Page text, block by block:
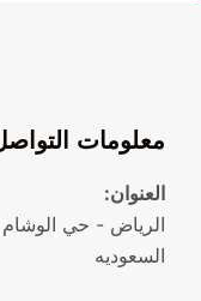
معلومات
العنوان:
الرياض - حي الوشام
السعوديه